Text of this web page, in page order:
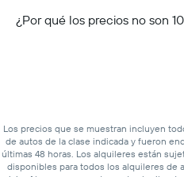
¿Por qué los precios no son
Los precios que se muestran incluyen
de autos de la clase indicada y fueron
últimas 48 horas. Los alquileres están
disponibles para todos los alquileres de